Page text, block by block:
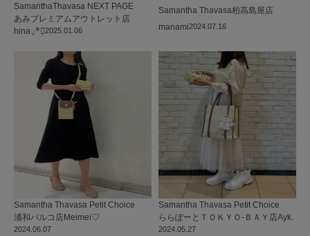
2025.01.06
SamanthaThavasa NEXT PAGE
あみプレミアムアウトレット店
hina◌̥*⃝̣
2024.07.16
Samantha Thavasa柏高島屋店
manami
2024.06.07
Samantha Thavasa Petit Choice
浦和パルコ店Meimei♡
2024.05.27
Samantha Thavasa Petit Choice
ららぽーとＴＯＫＹＯ-ＢＡＹ店Ayk.